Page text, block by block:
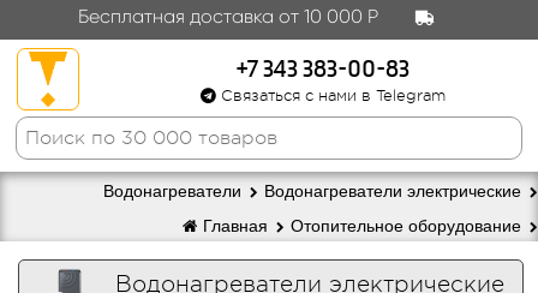
Бесплатная доставка от 10 000 Р
+7 343 383-00-83
Связаться с нами в Telegram
Водонагреватели электрические
Водонагреватели
Отопительное оборудование
Главная
Водонагреватели электрические